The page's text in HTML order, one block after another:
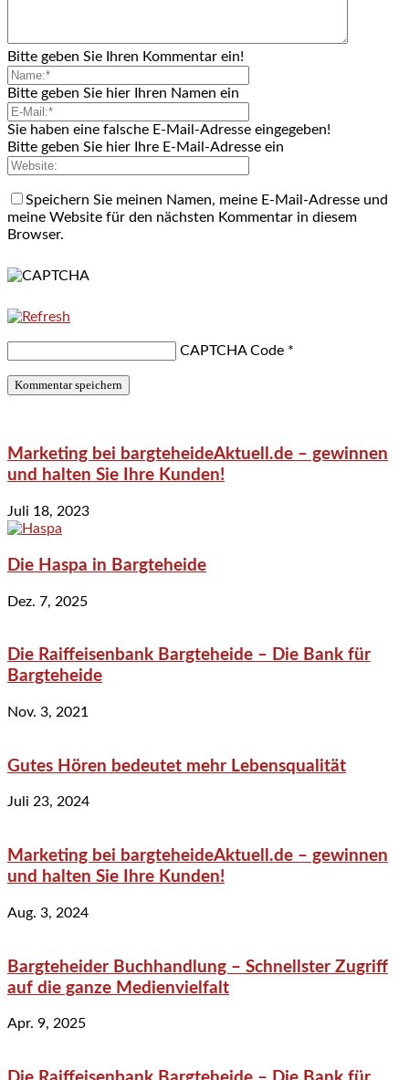
Bitte geben Sie Ihren Kommentar ein!
Bitte geben Sie hier Ihren Namen ein
Sie haben eine falsche E-Mail-Adresse eingegeben!
Bitte geben Sie hier Ihre E-Mail-Adresse ein
Speichern Sie meinen Namen, meine E-Mail-Adresse und
meine Website für den nächsten Kommentar in diesem
Browser.
CAPTCHA Code *
Marketing bei bargteheideAktuell.de – gewinnen
und halten Sie Ihre Kunden!
Juli 18, 2023
Die Haspa in Bargteheide
Dez. 7, 2025
Die Raiffeisenbank Bargteheide – Die Bank für
Bargteheide
Nov. 3, 2021
Gutes Hören bedeutet mehr Lebensqualität
Juli 23, 2024
Marketing bei bargteheideAktuell.de – gewinnen
und halten Sie Ihre Kunden!
Aug. 3, 2024
Bargteheider Buchhandlung – Schnellster Zugriff
auf die ganze Medienvielfalt
Apr. 9, 2025